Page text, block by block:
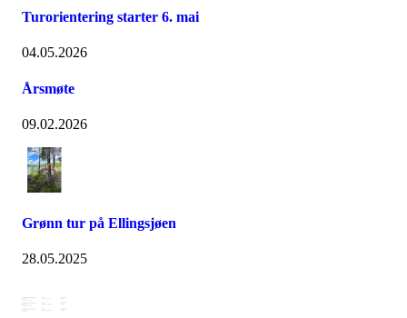
Turorientering starter 6. mai
04.05.2026
Årsmøte
09.02.2026
Grønn tur på Ellingsjøen
28.05.2025